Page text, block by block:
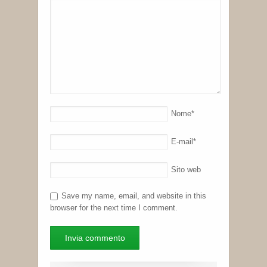
Nome*
E-mail *
Sito web
Save my name, email, and website in this
browser for the next time I comment.